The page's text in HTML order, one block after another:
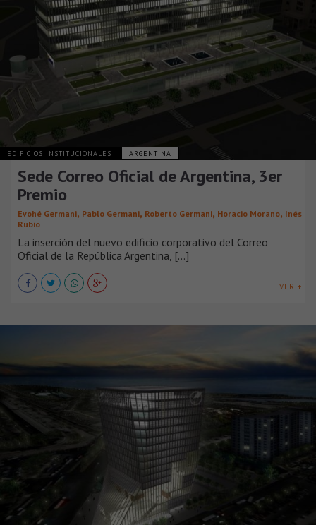
EDIFICIOS INSTITUCIONALES ARGENTINA
Sede Correo Oficial de Argentina, 3er
Premio
Evohé Germani, Pablo Germani, Roberto Germani, Horacio Morano, Inés
Rubio
La inserción del nuevo edificio corporativo del Correo
Oficial de la República Argentina, [...]
VER +